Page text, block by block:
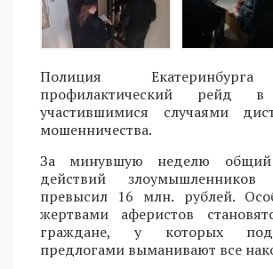
Полиция
профилактический рейд
участившимися случаями
мошенничества.
За минувшую неделю
действий
превысил 16 млн. рублей.
жертвами аферистов
граждане, у которых
предлогами выманивают все